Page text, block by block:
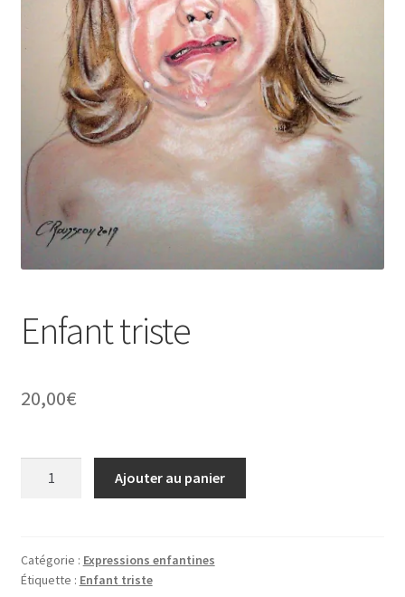
WPMS HTML Sitemap
Enfant triste
20,00€
Ajouter au panier
Catégorie : Expressions enfantines
Étiquette : Enfant triste